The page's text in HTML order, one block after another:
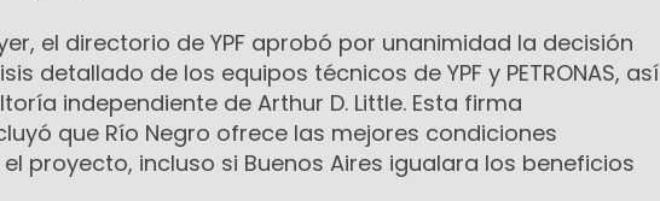
el directorio de YPF aprobó por unanimidad la decisión
detallado de los equipos técnicos de YPF y PETRONAS, así
independiente de Arthur D. Little. Esta firma
que Río Negro ofrece las mejores condiciones
proyecto, incluso si Buenos Aires igualara los beneficios